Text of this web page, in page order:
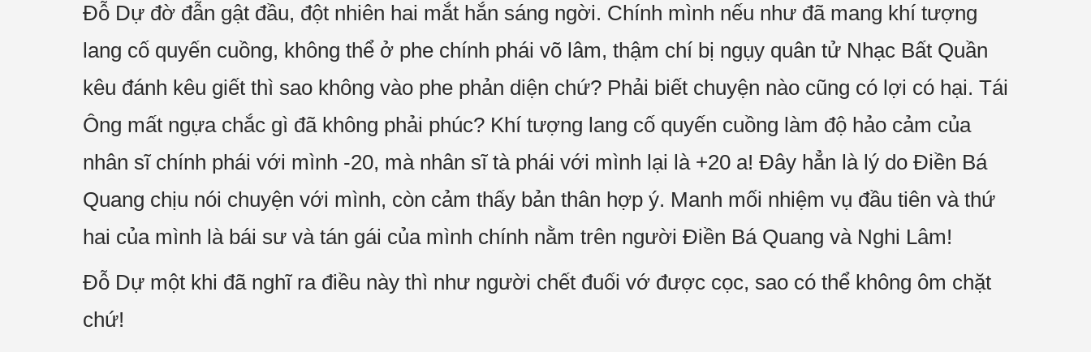
Đỗ Dự đờ đẫn gật đầu, đột nhiên hai mắt hắn sáng ngời. Chính mình nếu như đã mang khí tượng
lang cố quyến cuồng, không thể ở phe chính phái võ lâm, thậm chí bị ngụy quân tử Nhạc Bất Quần
kêu đánh kêu giết thì sao không vào phe phản diện chứ? Phải biết chuyện nào cũng có lợi có hại. Tái
Ông mất ngựa chắc gì đã không phải phúc? Khí tượng lang cố quyến cuồng làm độ hảo cảm của
nhân sĩ chính phái với mình -20, mà nhân sĩ tà phái với mình lại là +20 a! Đây hẳn là lý do Điền Bá
Quang chịu nói chuyện với mình, còn cảm thấy bản thân hợp ý. Manh mối nhiệm vụ đầu tiên và thứ
hai của mình là bái sư và tán gái của mình chính nằm trên người Điền Bá Quang và Nghi Lâm!
Đỗ Dự một khi đã nghĩ ra điều này thì như người chết đuối vớ được cọc, sao có thể không ôm chặt
chứ!